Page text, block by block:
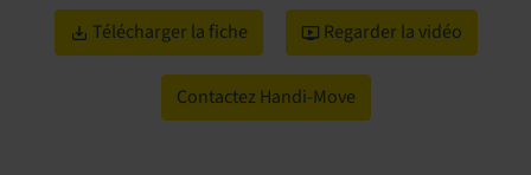
Télécharger la fiche Regarder la vidéo
Contactez Handi-Move